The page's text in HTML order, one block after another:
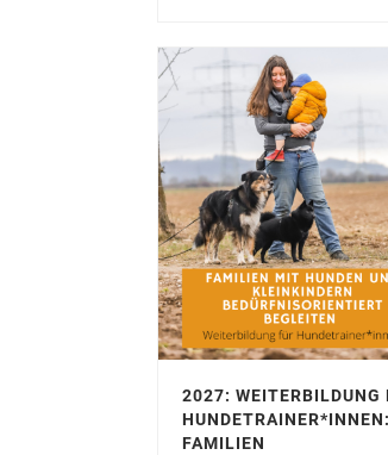
2027: WEITERBILDUNG
HUNDETRAINER*INNEN:
FAMILIEN